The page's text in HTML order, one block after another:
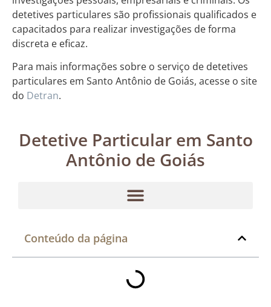
detetives particulares são profissionais qualificados e
capacitados para realizar investigações de forma
discreta e eficaz.
Para mais informações sobre o serviço de detetives
particulares em Santo Antônio de Goiás, acesse o site
do Detran.
Detetive Particular em Santo
Antônio de Goiás
Conteúdo da página